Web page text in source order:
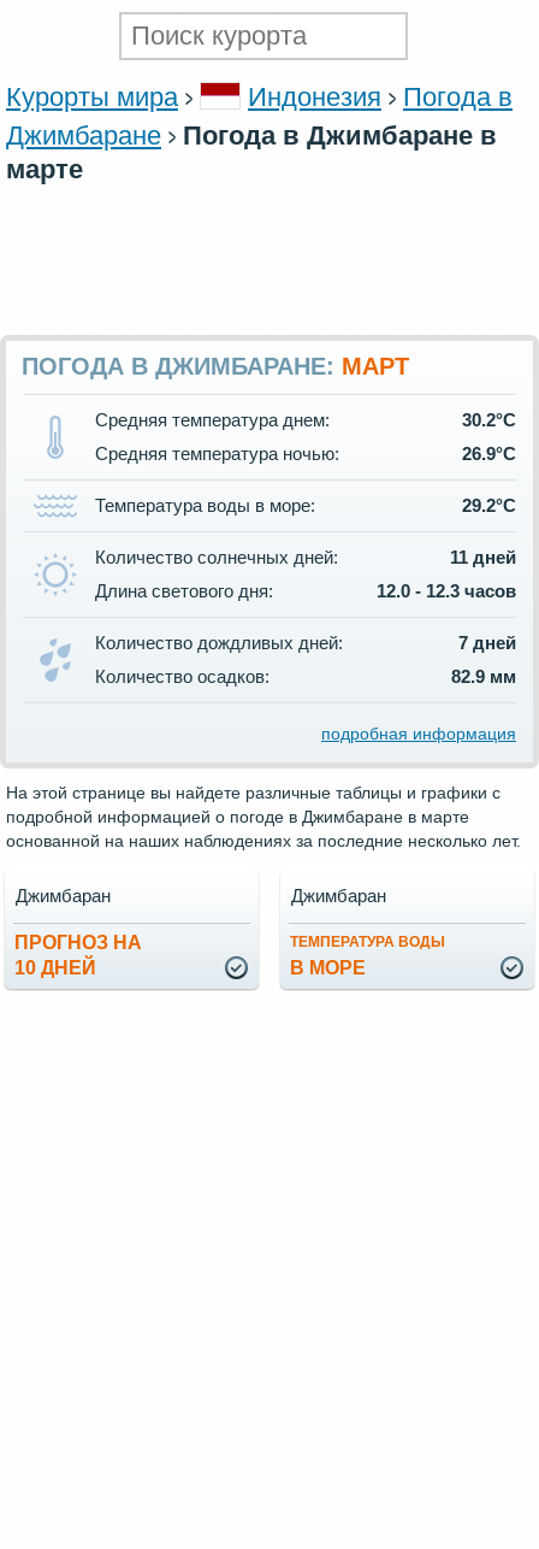
Курорты мира Индонезия
Погода в
Джимбаране
Погода в Джимбаране в
марте
ПОГОДА В ДЖИМБАРАНЕ: МАРТ
Средняя температура днем:
30.2°C
Средняя температура ночью:
26.9°C
Температура воды в море: 29.2°C
Количество солнечных дней:
11 дней
Длина светового дня:
12.0 - 12.3 часов
Количество дождливых дней:
7 дней
Количество осадков:
82.9 мм
подробная информация
На этой странице вы найдете различные таблицы и графики с
подробной информацией о погоде в Джимбаране в марте
основанной на наших наблюдениях за последние несколько лет.
ПРОГНОЗ НА
10 ДНЕЙ
Джимбаран
ТЕМПЕРАТУРА ВОДЫ
В МОРЕ
Джимбаран